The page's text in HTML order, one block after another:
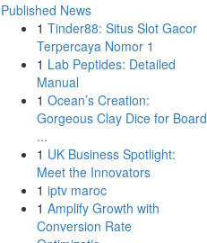
Published News
1 Tinder88: Situs Slot Gacor
Terpercaya Nomor 1
1 Lab Peptides: Detailed
Manual
1 Ocean’s Creation:
Gorgeous Clay Dice for Board
...
1 UK Business Spotlight:
Meet the Innovators
1 iptv maroc
1 Amplify Growth with
Conversion Rate